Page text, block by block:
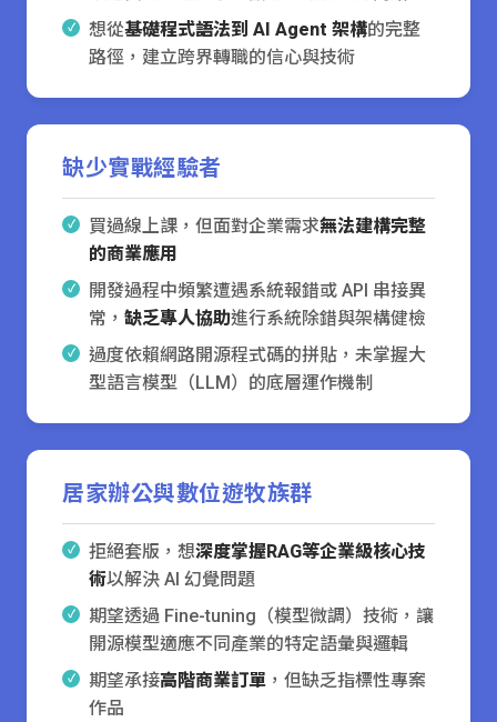
想從基礎程式語法到 AI Agent 架構的完整
路徑，建立跨界轉職的信心與技術
缺少實戰經驗者
買過線上課，但面對企業需求無法建構完整
的商業應用
開發過程中頻繁遭遇系統報錯或 API 串接異
常， 缺乏專人協助進行系統除錯與架構健檢
過度依賴網路開源程式碼的拼貼，未掌握大
型語言模型（LLM）的底層運作機制
居家辦公與數位遊牧族群
拒絕套版，想深度掌握RAG等企業級核心技
術以解決 AI 幻覺問題
期望透過 Fine-tuning（模型微調）技術，讓
開源模型適應不同產業的特定語彙與邏輯
期望承接高階商業訂單 ，但缺乏指標性專案
作品